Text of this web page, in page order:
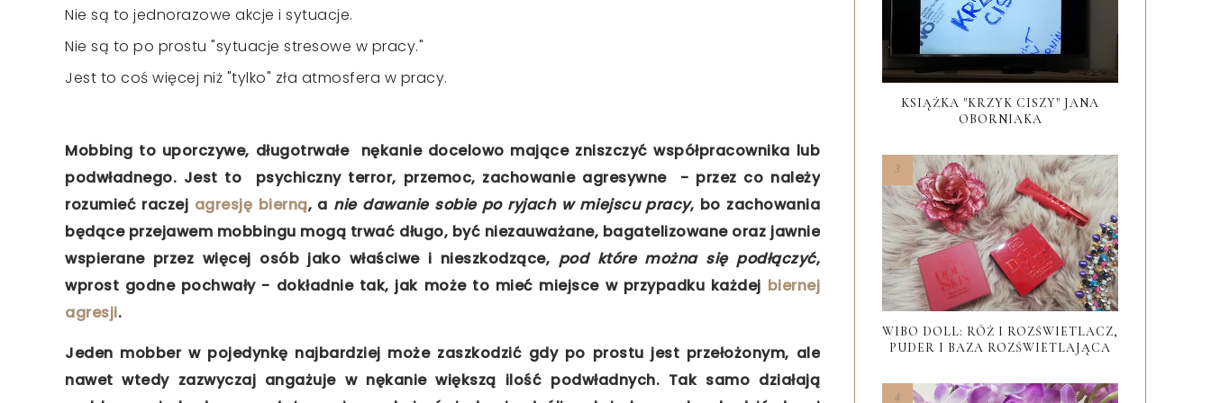
Nie są to jednorazowe akcje i sytuacje.
Nie są to po prostu "sytuacje stresowe w pracy."
Jest to coś więcej niż "tylko" zła atmosfera w pracy.
Mobbing to uporczywe, długotrwałe nękanie docelowo mające zniszczyć współpracownika lub
podwładnego. Jest to psychiczny terror, przemoc, zachowanie agresywne - przez co należy
rozumieć raczej agresję bierną, a nie dawanie sobie po ryjach w miejscu pracy, bo zachowania
będące przejawem mobbingu mogą trwać długo, być niezauważane, bagatelizowane oraz jawnie
wspierane przez więcej osób jako właściwe i nieszkodzące, pod które można się podłączyć,
wprost godne pochwały - dokładnie tak, jak może to mieć miejsce w przypadku każdej biernej
agresji.
Jeden mobber w pojedynkę najbardziej może zaszkodzić gdy po prostu jest przełożonym, ale
nawet wtedy zazwyczaj angażuje w nękanie większą ilość podwładnych. Tak samo działają
KSIĄŻKA "KRZYK CISZY" JANA
OBORNIAKA
WIBO DOLL: RÓŻ I ROZŚWIETLACZ,
PUDER I BAZA ROZŚWIETLAJĄCA